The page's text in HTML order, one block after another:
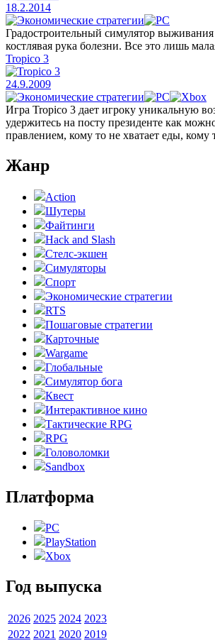
18.2.2014
Градостроительный симулятор
костлявая рука болезни. Все это лишь
Tropico 3
24.9.2009
Игра Tropico 3 дает игроку уникальную
удержитесь на посту президенте как
правлением, кому то не хватает еды, кому
Жанр
Action
Шутеры
Файтинги
Hack and Slash
Стелс-экшен
Симуляторы
Спорт
Экономические стратегии
RTS
Пошаговые стратегии
Карточные
Wargame
Глобальные
Симулятор бога
Квест
Интерактивное кино
Тактические RPG
RPG
Головоломки
Sandbox
Платформа
PC
PlayStation
Xbox
Год выпуска
2026 2025 2024 2023
2022 2021 2020 2019